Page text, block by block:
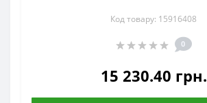
Код товару: 15916408
0
15 230.40 грн.